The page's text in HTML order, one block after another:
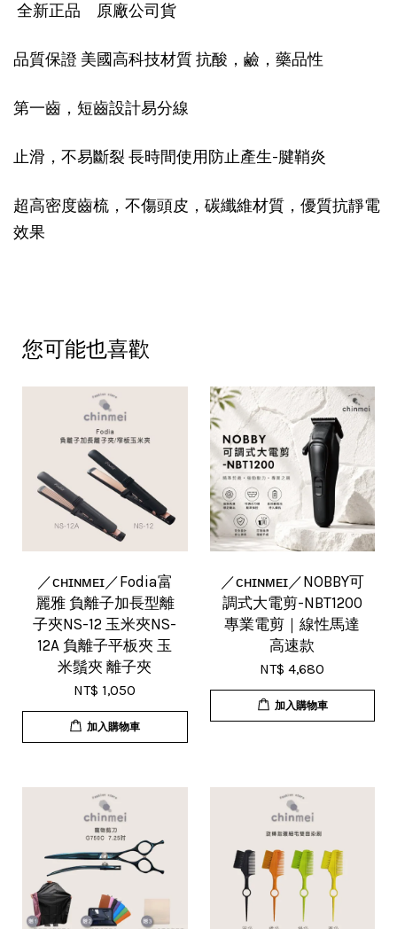
全新正品 原廠公司貨
品質保證 美國高科技材質 抗酸，鹼，藥品性
第一齒，短齒設計易分線
止滑，不易斷裂 長時間使用防止產生-腱鞘炎
超高密度齒梳，不傷頭皮，碳纖維材質，優質抗靜電
效果
您可能也喜歡
／ᴄʜɪɴᴍᴇɪ／Fodia富
麗雅 負離子加長型離
子夾NS-12 玉米夾NS-
12A 負離子平板夾 玉
米鬚夾 離子夾
NT$ 1,050
加入購物車
／ᴄʜɪɴᴍᴇɪ／NOBBY可
調式大電剪-NBT1200
專業電剪｜線性馬達
高速款
NT$ 4,680
加入購物車